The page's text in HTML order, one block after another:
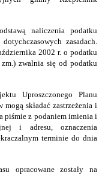
naliczenia podatku
zasadach.
2002 r. o podatku
zwalnia się od podatku
Uproszczonego Planu
mogą składać zastrzeżenia i
piśmie z podaniem imienia i
i adresu, oznaczenia
terminie do dnia
opracowane zostały na